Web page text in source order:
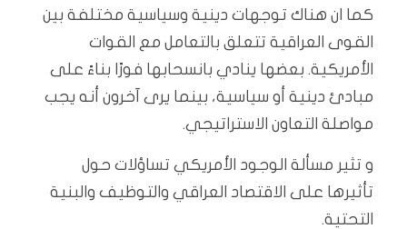
كما ان هناك توجهات دينية وسياسية مختلفة بين
القوى العراقية تتعلق بالتعامل مع القوات
الأمريكية. بعضها ينادي بانسحابها فورًا بناءً على
مبادئ دينية أو سياسية، بينما يرى آخرون أنه يجب
مواصلة التعاون الاستراتيجي.
و تثير مسألة الوجود الأمريكي تساؤلات حول
تأثيرها على الاقتصاد العراقي والتوظيف والبنية
التحتية.